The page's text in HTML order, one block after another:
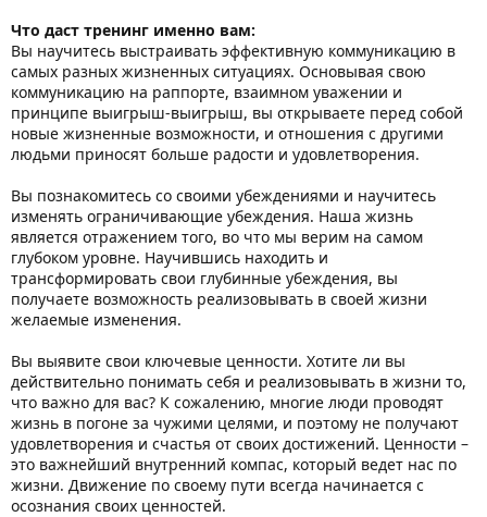
Что даст тренинг именно вам:
Вы научитесь выстраивать эффективную коммуникацию в
самых разных жизненных ситуациях. Основывая свою
коммуникацию на раппорте, взаимном уважении и
принципе выигрыш-выигрыш, вы открываете перед собой
новые жизненные возможности, и отношения с другими
людьми приносят больше радости и удовлетворения.
Вы познакомитесь со своими убеждениями и научитесь
изменять ограничивающие убеждения. Наша жизнь
является отражением того, во что мы верим на самом
глубоком уровне. Научившись находить и
трансформировать свои глубинные убеждения, вы
получаете возможность реализовывать в своей жизни
желаемые изменения.
Вы выявите свои ключевые ценности. Хотите ли вы
действительно понимать себя и реализовывать в жизни то,
что важно для вас? К сожалению, многие люди проводят
жизнь в погоне за чужими целями, и поэтому не получают
удовлетворения и счастья от своих достижений. Ценности –
это важнейший внутренний компас, который ведет нас по
жизни. Движение по своему пути всегда начинается с
осознания своих ценностей.